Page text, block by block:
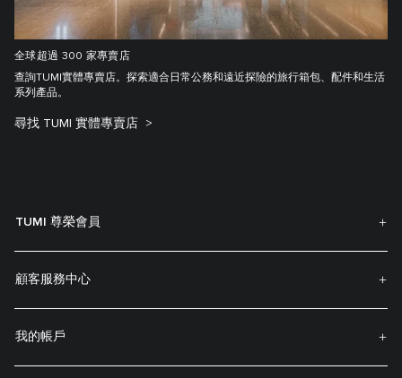
全球超過 300 家專賣店
查詢TUMI實體專賣店。探索適合日常公務和遠近探險的旅行箱包、配件和生活
系列產品。
尋找 TUMI 實體專賣店
TUMI 尊榮會員
顧客服務中心
我的帳戶